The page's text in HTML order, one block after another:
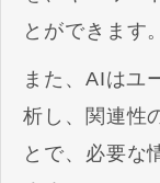
とができます。
また、AIはユ
析し、関連性
とで、必要な